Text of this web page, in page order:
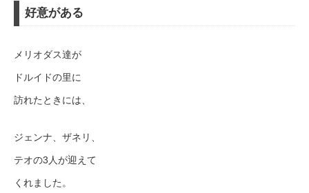
好意がある
メリオダス達が
ドルイドの里に
訪れたときには、
ジェンナ、ザネリ、
テオの3人が迎えて
くれました。